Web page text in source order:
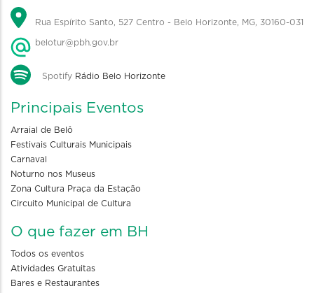
Rua Espírito Santo, 527 Centro - Belo Horizonte, MG, 30160-031
belotur@pbh.gov.br
Spotify Rádio Belo Horizonte
Principais Eventos
Arraial de Belô
Festivais Culturais Municipais
Carnaval
Noturno nos Museus
Zona Cultura Praça da Estação
Circuito Municipal de Cultura
O que fazer em BH
Todos os eventos
Atividades Gratuitas
Bares e Restaurantes